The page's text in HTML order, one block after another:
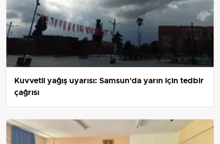
Kuvvetli yağış uyarısı: Samsun'da yarın için tedbir
çağrısı